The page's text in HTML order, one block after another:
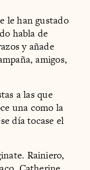
le han gustado
habla de
y añade
amigos,
a las que
una como la
día tocase el
Rainiero,